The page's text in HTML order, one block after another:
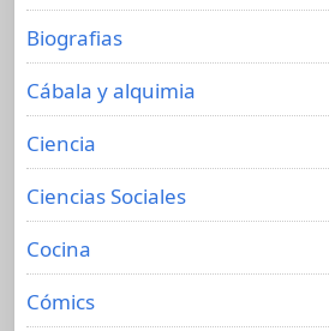
Biografias
Cábala y alquimia
Ciencia
Ciencias Sociales
Cocina
Cómics